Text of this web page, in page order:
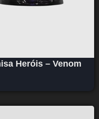
Heróis – Venom